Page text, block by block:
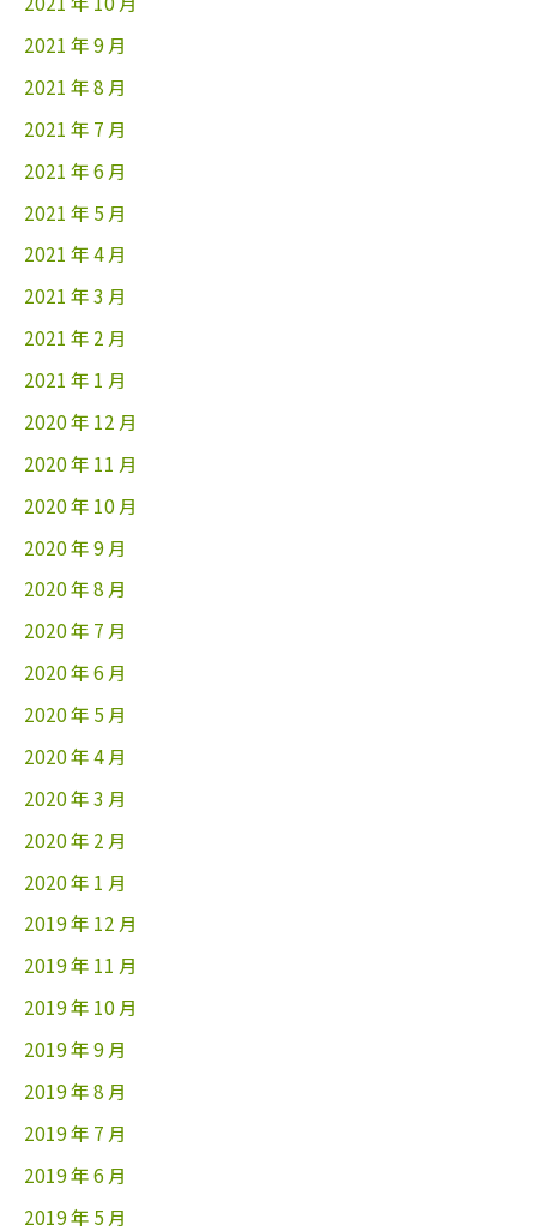
2021 年 9 月
2021 年 8 月
2021 年 7 月
2021 年 6 月
2021 年 5 月
2021 年 4 月
2021 年 3 月
2021 年 2 月
2021 年 1 月
2020 年 12 月
2020 年 11 月
2020 年 10 月
2020 年 9 月
2020 年 8 月
2020 年 7 月
2020 年 6 月
2020 年 5 月
2020 年 4 月
2020 年 3 月
2020 年 2 月
2020 年 1 月
2019 年 12 月
2019 年 11 月
2019 年 10 月
2019 年 9 月
2019 年 8 月
2019 年 7 月
2019 年 6 月
2019 年 5 月